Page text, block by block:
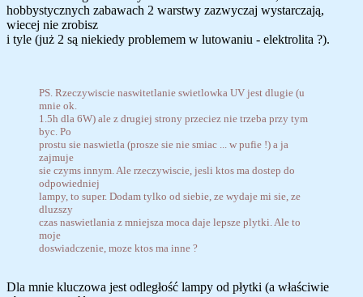
hobbystycznych zabawach 2 warstwy zazwyczaj wystarczają,
wiecej nie zrobisz
i tyle (już 2 są niekiedy problemem w lutowaniu - elektrolita ?).
PS. Rzeczywiscie naswitetlanie swietlowka UV jest dlugie (u
mnie ok.
1.5h dla 6W) ale z drugiej strony przeciez nie trzeba przy tym
byc. Po
prostu sie naswietla (prosze sie nie smiac ... w pufie !) a ja
zajmuje
sie czyms innym. Ale rzeczywiscie, jesli ktos ma dostep do
odpowiedniej
lampy, to super. Dodam tylko od siebie, ze wydaje mi sie, ze
dluzszy
czas naswietlania z mniejsza moca daje lepsze plytki. Ale to
moje
doswiadczenie, moze ktos ma inne ?
Dla mnie kluczowa jest odległość lampy od płytki (a właściwie